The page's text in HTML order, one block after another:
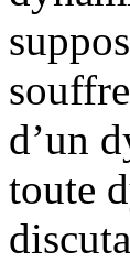
d’un
toute